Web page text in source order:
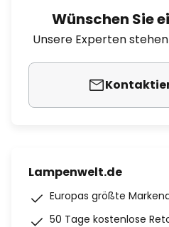
Wünschen Sie
Unsere Experten
Lampenwelt.de
Europas größte
50 Tage kostenlose